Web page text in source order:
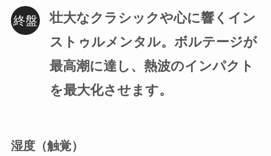
壮大なクラシックや心に響くイン
ストゥルメンタル。ボルテージが
最高潮に達し、熱波のインパクト
を最大化させます。
湿度（触覚）